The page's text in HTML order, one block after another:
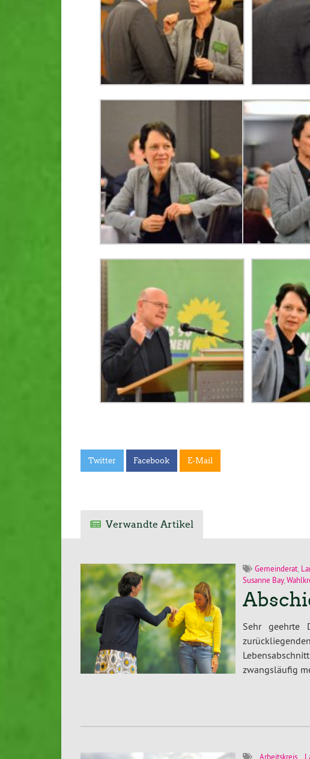
Twitter Facebook E-Mail
Verwandte Artikel
Gemeinderat,
Susanne Bay,
Sehr geehrte
zwangsläufig
Arbeitskreis